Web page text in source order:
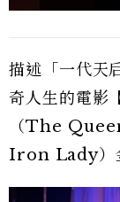
描述「一代天
奇人生的電影
（The
Iron Lady）